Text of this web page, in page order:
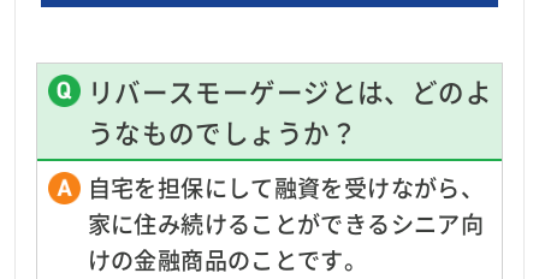
リバースモーゲージとは、どのよ
うなものでしょうか？
自宅を担保にして融資を受けながら、
家に住み続けることができるシニア向
けの金融商品のことです。